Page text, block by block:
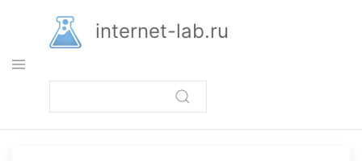
основному
содержанию
internet-lab.ru